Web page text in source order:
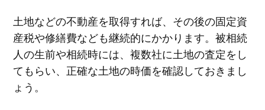
土地などの不動産を取得すれば、その後の固定資
産税や修繕費なども継続的にかかります。被相続
人の生前や相続時には、複数社に土地の査定をし
てもらい、正確な土地の時価を確認しておきまし
ょう。